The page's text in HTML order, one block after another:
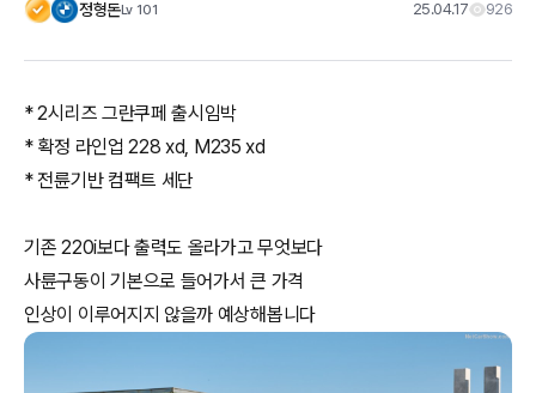
정형돈Lv 101 25.04.17 926
* 2시리즈 그란쿠페 출시임박
* 확정 라인업 228 xd, M235 xd
* 전륜기반 컴팩트 세단
기존 220i보다 출력도 올라가고 무엇보다
사륜구동이 기본으로 들어가서 큰 가격
인상이 이루어지지 않을까 예상해봅니다